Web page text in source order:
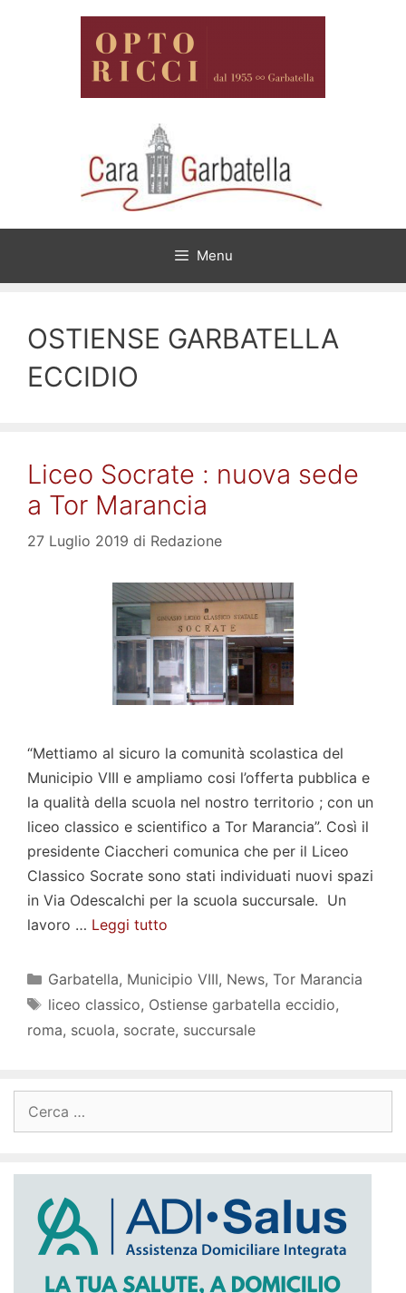
Menu
OSTIENSE GARBATELLA
ECCIDIO
Liceo Socrate : nuova sede
a Tor Marancia
27 Luglio 2019 di Redazione
“Mettiamo al sicuro la comunità scolastica del
Municipio VIII e ampliamo cosi l’offerta pubblica e
la qualità della scuola nel nostro territorio ; con un
liceo classico e scientifico a Tor Marancia”. Così il
presidente Ciaccheri comunica che per il Liceo
Classico Socrate sono stati individuati nuovi spazi
in Via Odescalchi per la scuola succursale. Un
lavoro … Leggi tutto
Categorie
Garbatella, Municipio VIII, News, Tor Marancia
Tag
liceo classico, Ostiense garbatella eccidio,
roma, scuola, socrate, succursale
per: